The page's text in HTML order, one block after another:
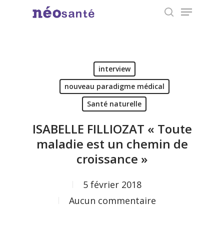
Menu
interview
nouveau paradigme médical
Santé naturelle
ISABELLE FILLIOZAT « Toute
maladie est un chemin de
croissance »
5 février 2018
Aucun commentaire